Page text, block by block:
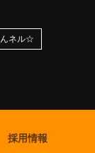
ネル☆
採用情報